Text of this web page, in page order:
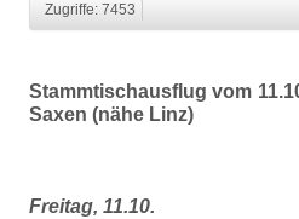
Zugriffe: 7453
Stammtischausflug vom
Saxen (nähe Linz)
Freitag, 11.10.